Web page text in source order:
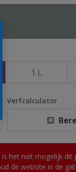
1 L
Verfcalculator
het niet mogelijk dit
de website in de